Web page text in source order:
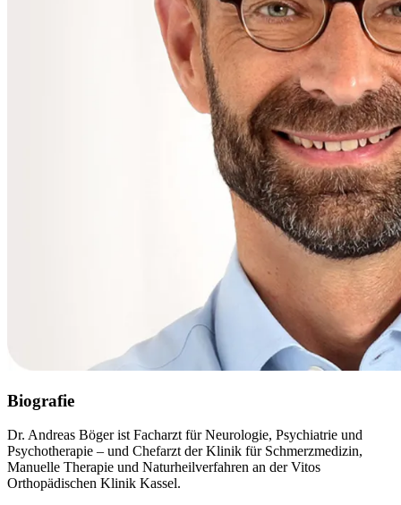
Biografie
Dr. Andreas Böger ist Facharzt für Neurologie, Psychiatrie und
Psychotherapie – und Chefarzt der Klinik für Schmerzmedizin,
Manuelle Therapie und Naturheilverfahren an der Vitos
Orthopädischen Klinik Kassel.